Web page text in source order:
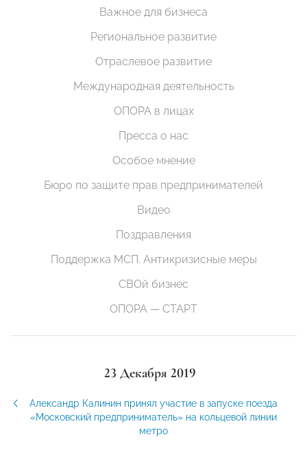
Важное для бизнеса
Региональное развитие
Отраслевое развитие
Международная деятельность
ОПОРА в лицах
Пресса о нас
Особое мнение
Бюро по защите прав предпринимателей
Видео
Поздравления
Поддержка МСП. Антикризисные меры
СВОй бизнес
ОПОРА — СТАРТ
23 Декабря 2019
Александр Калинин принял участие в запуске поезда
«Московский предприниматель» на кольцевой линии
метро